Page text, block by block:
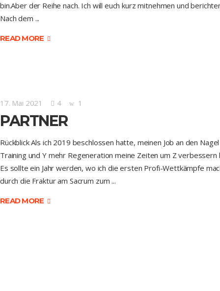
bin.Aber der Reihe nach. Ich will euch kurz mitnehmen und
Nach dem
READ MORE
17. Mai 2021 4 1
PARTNER
Rückblick Als ich 2019 beschlossen hatte, meinen Job an den
Training und Y mehr Regeneration meine Zeiten um Z
Es sollte ein Jahr werden, wo ich die ersten Profi-Wettkämpfe
durch die Fraktur am Sacrum zum
READ MORE